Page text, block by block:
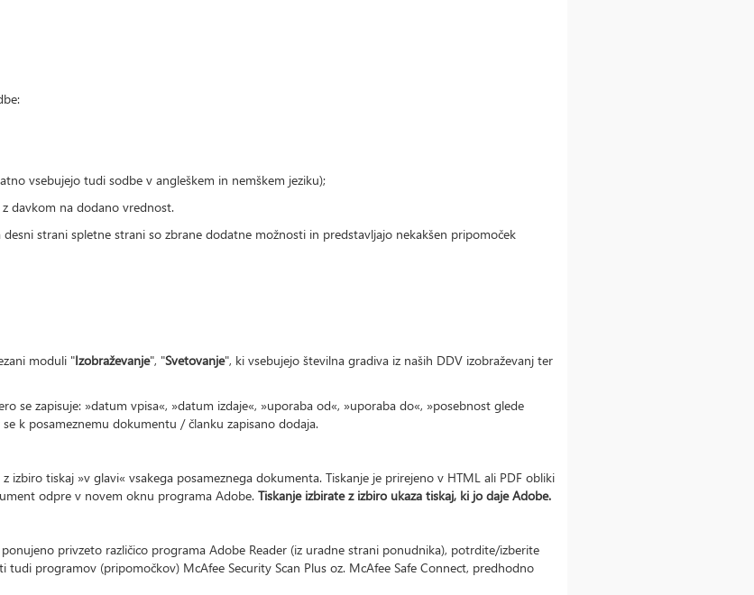
vsebujejo tudi sodbe v angleškem in nemškem jeziku);
davkom na dodano vrednost.
desni strani spletne strani so zbrane dodatne možnosti in predstavljajo nekakšen pripomoček
moduli "Izobraževanje", "Svetovanje", ki vsebujejo številna gradiva iz naših DDV izobraževanj ter
se zapisuje: »datum vpisa«, »datum izdaje«, »uporaba od«, »uporaba do«, »posebnost glede
k posameznemu dokumentu / članku zapisano dodaja.
tiskaj »v glavi« vsakega posameznega dokumenta. Tiskanje je prirejeno v HTML ali PDF obliki
odpre v novem oknu programa Adobe. Tiskanje izbirate z izbiro ukaza tiskaj, ki jo daje Adobe.
privzeto različico programa Adobe Reader (iz uradne strani ponudnika), potrdite/izberite
programov (pripomočkov) McAfee Security Scan Plus oz. McAfee Safe Connect, predhodno